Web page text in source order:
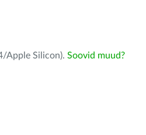
Apple Silicon). Soovid muud?